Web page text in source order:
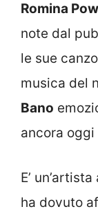
Romina
note dal
le sue
musica del
Bano
ancora
E’
ha dovuto